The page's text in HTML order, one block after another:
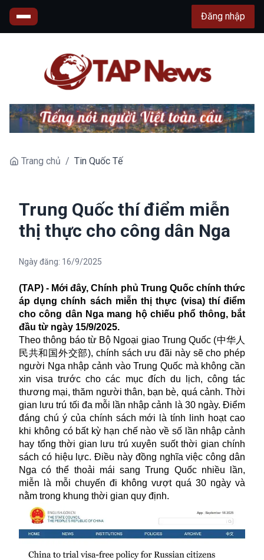
Đăng nhập
Trang chủ / Tin Quốc Tế
Trung Quốc thí điểm miễn
thị thực cho công dân Nga
Ngày đăng: 16/9/2025
(TAP) - Mới đây, Chính phủ Trung Quốc chính thức
áp dụng chính sách miễn thị thực (visa) thí điểm
cho công dân Nga mang hộ chiếu phổ thông, bắt
đầu từ ngày 15/9/2025.
Theo thông báo từ Bộ Ngoại giao Trung Quốc (中华人
民共和国外交部), chính sách ưu đãi này sẽ cho phép
người Nga nhập cảnh vào Trung Quốc mà không cần
xin visa trước cho các mục đích du lịch, công tác
thương mại, thăm người thân, bạn bè, quá cảnh. Thời
gian lưu trú tối đa mỗi lần nhập cảnh là 30 ngày. Điểm
đáng chú ý của chính sách mới là tính linh hoạt cao
khi không có bất kỳ hạn chế nào về số lần nhập cảnh
hay tổng thời gian lưu trú xuyên suốt thời gian chính
sách có hiệu lực. Điều này đồng nghĩa việc công dân
Nga có thể thoải mái sang Trung Quốc nhiều lần,
miễn là mỗi chuyến đi không vượt quá 30 ngày và
nằm trong khung thời gian quy định.